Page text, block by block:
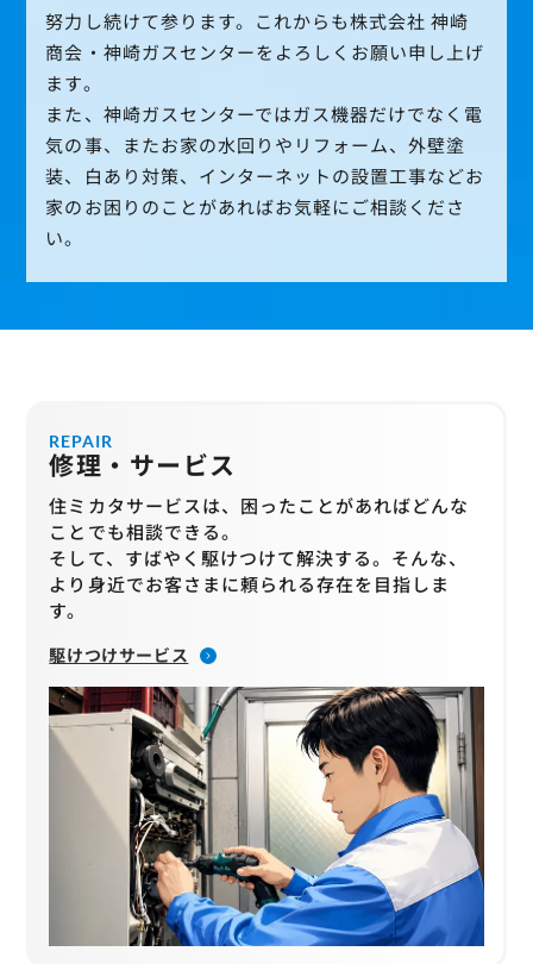
努力し続けて参ります。これからも株式会社 神崎
商会・神崎ガスセンターをよろしくお願い申し上げ
ます。
また、神崎ガスセンターではガス機器だけでなく電
気の事、またお家の水回りやリフォーム、外壁塗
装、白あり対策、インターネットの設置工事などお
家のお困りのことがあればお気軽にご相談くださ
い。
REPAIR
修理・サービス
住ミカタサービスは、困ったことがあればどんな
ことでも相談できる。
そして、すばやく駆けつけて解決する。そんな、
より身近でお客さまに頼られる存在を目指しま
す。
駆けつけサービス